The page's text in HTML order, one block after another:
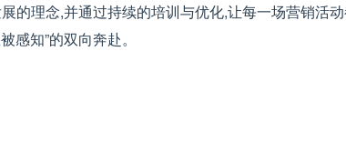
的理念,并通过持续的培训与优化,让每一场营销活
感知”的双向奔赴。